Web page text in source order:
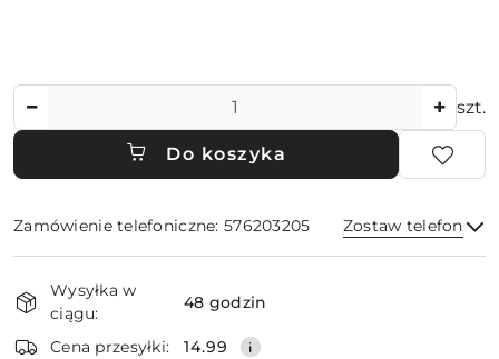
szt.
Do koszyka
Zamówienie telefoniczne: 576203205 Zostaw telefon
i
dostawa
Wysyłka w
ciągu:
48 godzin
Cena przesyłki: 14.99